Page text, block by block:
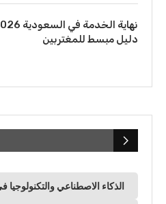
دليل مبسط للمغتربين
الذكاء الاصطناعي والتكنولوجيا